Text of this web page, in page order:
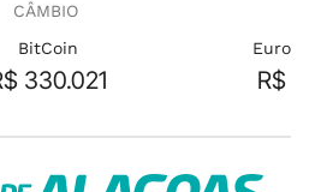
CÂMBIO
BitCoin
330.021
Euro
R$